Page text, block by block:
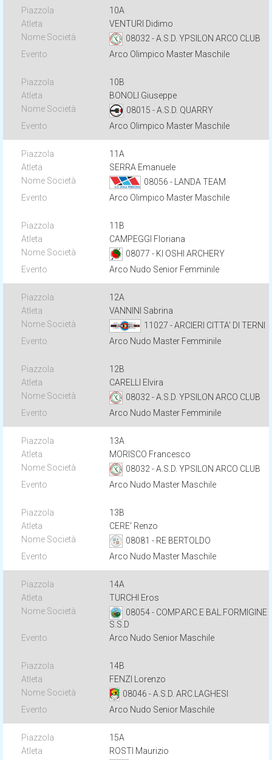
10A
VENTURI Didimo
08032 - A.S.D. YPSILON ARCO CLUB
Arco Olimpico Master Maschile
10B
BONOLI Giuseppe
08015 - A.S.D. QUARRY
Arco Olimpico Master Maschile
11A
SERRA Emanuele
08056 - LANDA TEAM
Arco Olimpico Master Maschile
11B
CAMPEGGI Floriana
08077 - KI OSHI ARCHERY
Arco Nudo Senior Femminile
12A
VANNINI Sabrina
11027 - ARCIERI CITTA' DI TERNI
Arco Nudo Master Femminile
12B
CARELLI Elvira
08032 - A.S.D. YPSILON ARCO CLUB
Arco Nudo Master Femminile
13A
MORISCO Francesco
08032 - A.S.D. YPSILON ARCO CLUB
Arco Nudo Master Maschile
13B
CERE' Renzo
08081 - RE BERTOLDO
Arco Nudo Master Maschile
14A
TURCHI Eros
08054 - COMP.ARC.E BAL.FORMIGINE
S.S.D
Arco Nudo Senior Maschile
14B
FENZI Lorenzo
08046 - A.S.D. ARC.LAGHESI
Arco Nudo Senior Maschile
15A
ROSTI Maurizio